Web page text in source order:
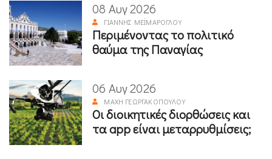
08 Αυγ 2026
ΓΙΆΝΝΗΣ ΜΕΪΜΆΡΟΓΛΟΥ
Περιμένοντας το πολιτικό
θαύμα της Παναγίας
06 Αυγ 2026
ΜΆΧΗ ΓΕΩΡΓΑΚΟΠΟΎΛΟΥ
Οι διοικητικές διορθώσεις και
τα app είναι μεταρρυθμίσεις;